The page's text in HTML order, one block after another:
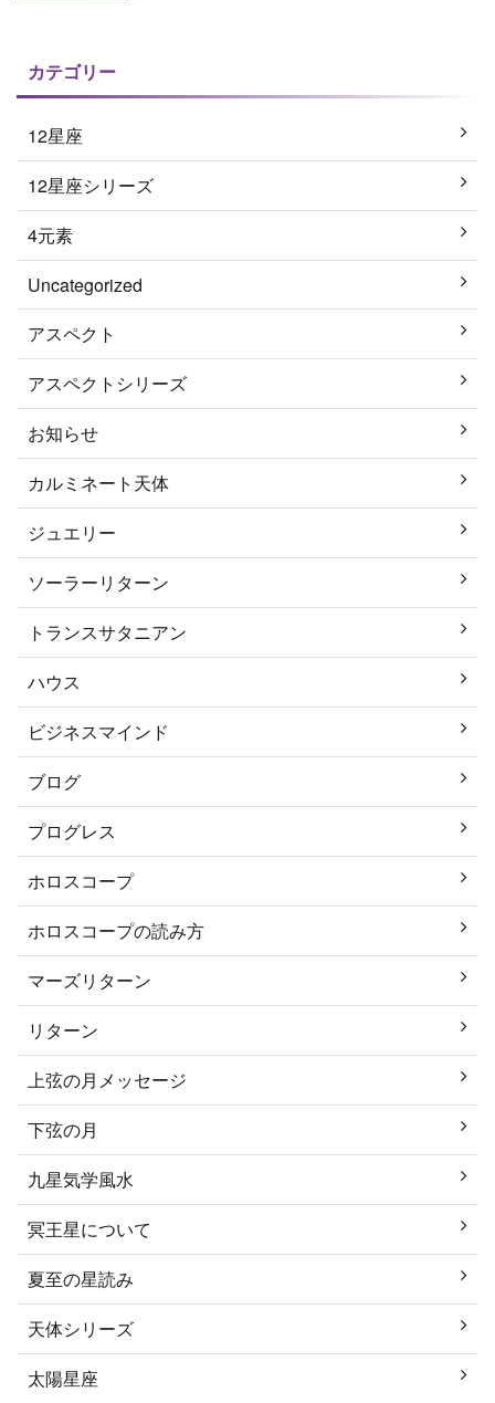
カテゴリー
12星座
12星座シリーズ
4元素
Uncategorized
アスペクト
アスペクトシリーズ
お知らせ
カルミネート天体
ジュエリー
ソーラーリターン
トランスサタニアン
ハウス
ビジネスマインド
ブログ
プログレス
ホロスコープ
ホロスコープの読み方
マーズリターン
リターン
上弦の月メッセージ
下弦の月
九星気学風水
冥王星について
夏至の星読み
天体シリーズ
太陽星座